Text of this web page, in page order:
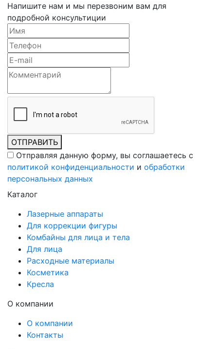
Напишите нам и мы перезвоним вам для
подробной консультиции
ОТПРАВИТЬ
Отправляя данную форму, вы соглашаетесь c
политикой конфиденциальности и обработки
персональных данных
Каталог
Лазерные аппараты
Для коррекции фигуры
Комбайны для лица и тела
Для лица
Расходные материалы
Косметика
Кресла
О компании
О компании
Контакты